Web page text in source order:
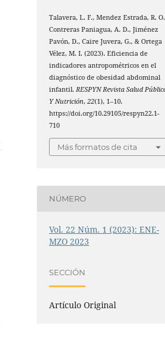
Talavera, L. F., Mendez Estrada, R.
Contreras Paniagua, A. D., Jiménez
Pavón, D., Caire Juvera, G., & Ortega
Vélez, M. I. (2023). Eficiencia de
indicadores antropométricos en el
diagnóstico de obesidad abdominal
infantil.RESPYN Revista Salud
Y Nutrición,22(1), 1–10.
https://doi.org/10.29105/respyn22.1-
710
Más formatos de cita
NÚMERO
Vol. 22 Núm. 1 (2023): ENE-
MZO 2023
SECCIÓN
Artículo Original